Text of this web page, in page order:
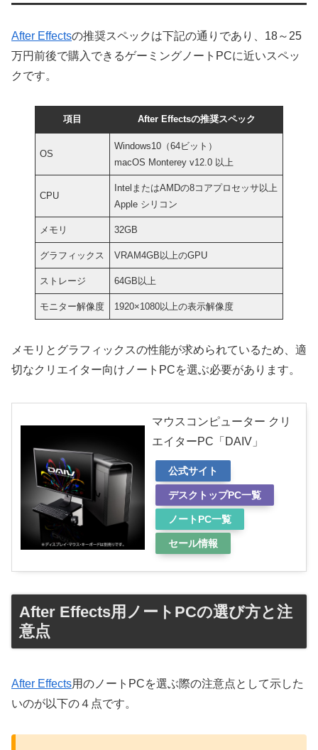
After Effectsの推奨スペックは下記の通りであり、18～25
万円前後で購入できるゲーミングノートPCに近いスペッ
クです。
項目 After Effectsの推奨スペック
OS
Windows10（64ビット）
macOS Monterey v12.0 以上
CPU
IntelまたはAMDの8コアプロセッサ以上
Apple シリコン
メモリ 32GB
グラフィックス VRAM4GB以上のGPU
ストレージ 64GB以上
モニター解像度 1920×1080以上の表示解像度
メモリとグラフィックスの性能が求められているため、適
切なクリエイター向けノートPCを選ぶ必要があります。
マウスコンピューター クリ
エイターPC「DAIV」
公式サイト
デスクトップPC一覧
ノートPC一覧
セール情報
After Effects用ノートPCの選び方と注
意点
After Effects用のノートPCを選ぶ際の注意点として示した
いのが以下の４点です。